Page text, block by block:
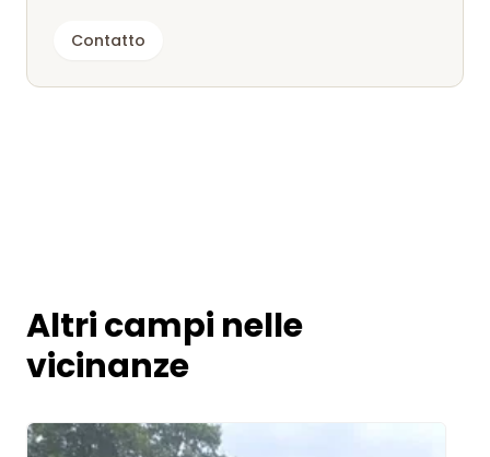
Contatto
Altri campi nelle
vicinanze
Image 1 of 5